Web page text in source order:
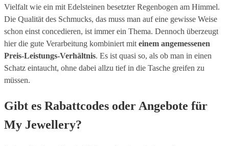
Vielfalt wie ein mit Edelsteinen besetzter Regenbogen am Himmel.
Die Qualität des Schmucks, das muss man auf eine gewisse Weise
schon einst concedieren, ist immer ein Thema. Dennoch überzeugt
hier die gute Verarbeitung kombiniert miteinem angemessenen
Preis-Leistungs-Verhältnis. Es ist quasi so, als ob man in einen
Schatz eintaucht, ohne dabei allzu tief in die Tasche greifen zu
müssen.
Gibt es Rabattcodes oder Angebote für
My Jewellery?